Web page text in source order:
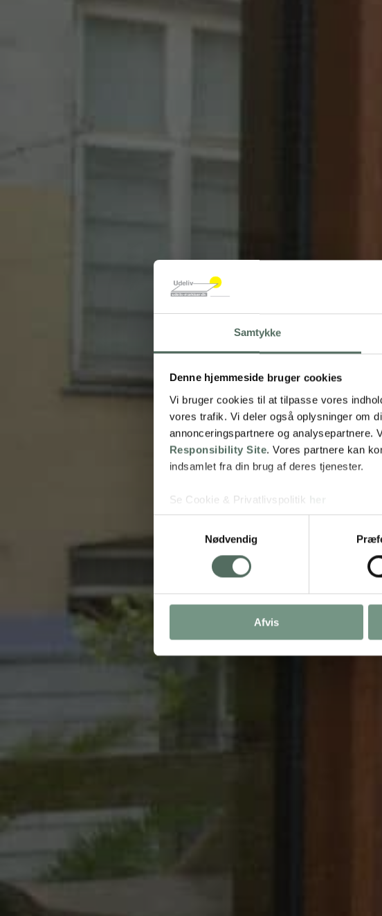
Samtykke
Denne hjemmeside bruger cookies
Vi bruger cookies til at tilpasse vores
vores trafik. Vi deler også oplysninger om
annonceringspartnere og analysepartnere.
Responsibility Site. Vores partnere kan
indsamlet fra din brug af deres tjenester.
Se Cookie & Privatlivspolitik her
Nødvendig
Afvis